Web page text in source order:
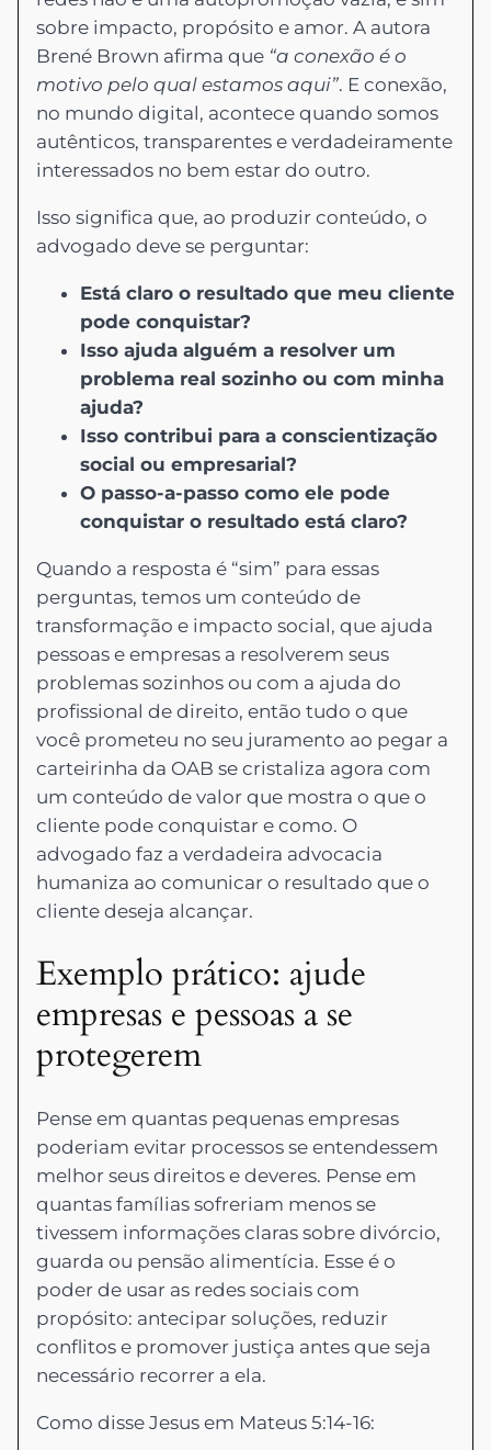
sobre impacto, propósito e amor. A autora
Brené Brown afirma que “a conexão é o
motivo pelo qual estamos aqui”. E conexão,
no mundo digital, acontece quando somos
autênticos, transparentes e verdadeiramente
interessados no bem estar do outro.
Isso significa que, ao produzir conteúdo, o
advogado deve se perguntar:
Está claro o resultado que meu cliente
pode conquistar?
Isso ajuda alguém a resolver um
problema real sozinho ou com minha
ajuda?
Isso contribui para a conscientização
social ou empresarial?
O passo-a-passo como ele pode
conquistar o resultado está claro?
Quando a resposta é “sim” para essas
perguntas, temos um conteúdo de
transformação e impacto social, que ajuda
pessoas e empresas a resolverem seus
problemas sozinhos ou com a ajuda do
profissional de direito, então tudo o que
você prometeu no seu juramento ao pegar a
carteirinha da OAB se cristaliza agora com
um conteúdo de valor que mostra o que o
cliente pode conquistar e como. O
advogado faz a verdadeira advocacia
humaniza ao comunicar o resultado que o
cliente deseja alcançar.
Exemplo prático: ajude
empresas e pessoas a se
protegerem
Pense em quantas pequenas empresas
poderiam evitar processos se entendessem
melhor seus direitos e deveres. Pense em
quantas famílias sofreriam menos se
tivessem informações claras sobre divórcio,
guarda ou pensão alimentícia. Esse é o
poder de usar as redes sociais com
propósito: antecipar soluções, reduzir
conflitos e promover justiça antes que seja
necessário recorrer a ela.
Como disse Jesus em Mateus 5:14-16: